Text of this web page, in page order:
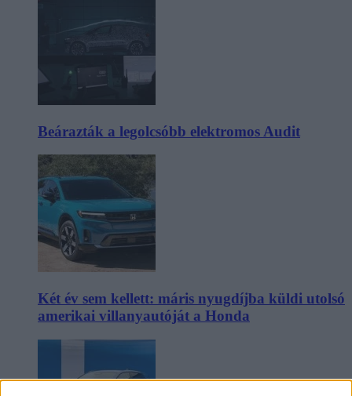
Beárazták a legolcsóbb elektromos Audit
Két év sem kellett: máris nyugdíjba küldi utolsó
amerikai villanyautóját a Honda